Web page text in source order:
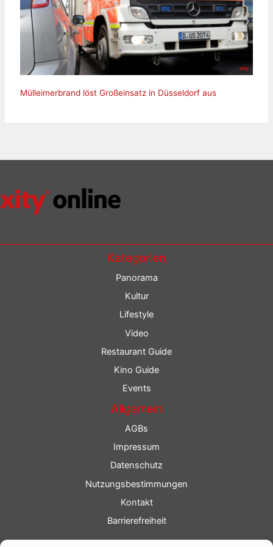
Mülleimerbrand löst Großeinsatz in Düsseldorf aus
Kategorien
Panorama
Kultur
Lifestyle
Video
Restaurant Guide
Kino Guide
Events
Allgemein
AGBs
Impressum
Datenschutz
Nutzungsbestimmungen
Kontakt
Barrierefreiheit